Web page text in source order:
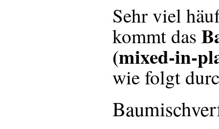
Sehr viel
kommt das
(mixed-in-
wie folgt